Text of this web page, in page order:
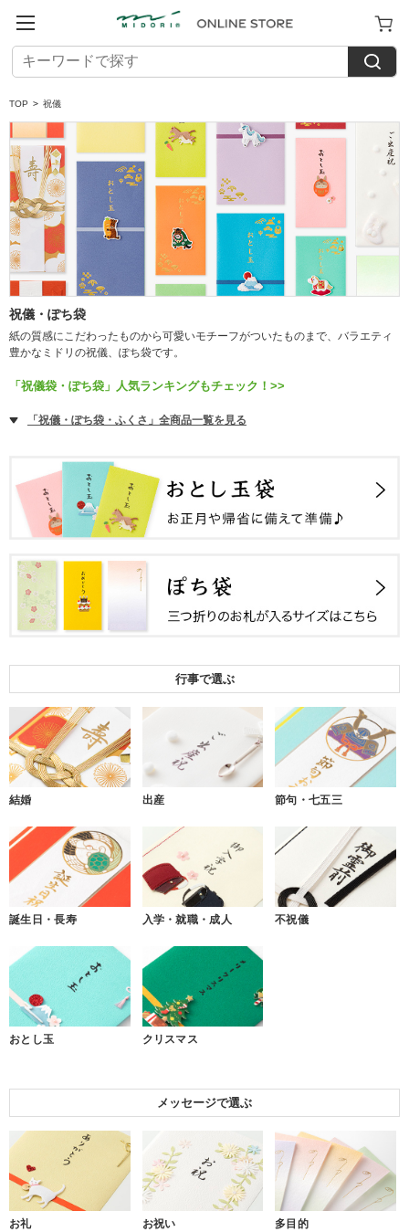
TOP > 祝儀
祝儀・ぽち袋
紙の質感にこだわったものから可愛いモチーフがついたものまで、バラエティ
豊かなミドリの祝儀、ぽち袋です。
「祝儀袋・ぽち袋」人気ランキングもチェック！>>
「祝儀・ぽち袋・ふくさ」全商品一覧を見る
行事で選ぶ
結婚 出産 節句・七五三
誕生日・長寿 入学・就職・成人 不祝儀
おとし玉 クリスマス
メッセージで選ぶ
お礼
お祝い
多目的